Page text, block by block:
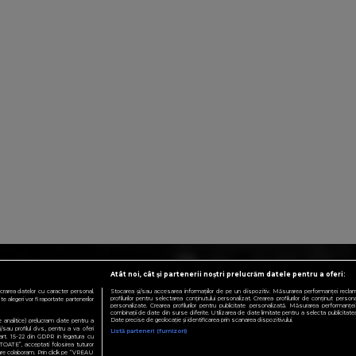
datelor cu caracter personal.
alegeri vor fi raportate partenerilor
prelucram date pentru a
profilul dvs., pentru a va oferi
15-22 din GDPR in legatura cu
TOATE”, acceptati folosirea tuturor
colaboram. Prin click pe “VREAU
Atât noi, cât și partenerii noștri prelucrăm datele pentru a oferi:
Stocarea și/sau accesarea informațiilor de pe un dispozitiv. Măsurarea performanței
profilurilor pentru selectarea conținutului personalizat. Crearea profilurilor de conținut
personalizate. Crearea profilurilor pentru publicitate personalizată. Măsurarea
combinații de date din surse diferite. Utilizarea de date limitate pentru a selecta
Date precise de geolocație și identificarea prin scanarea dispozitivului.
Listă parteneri (furnizori)